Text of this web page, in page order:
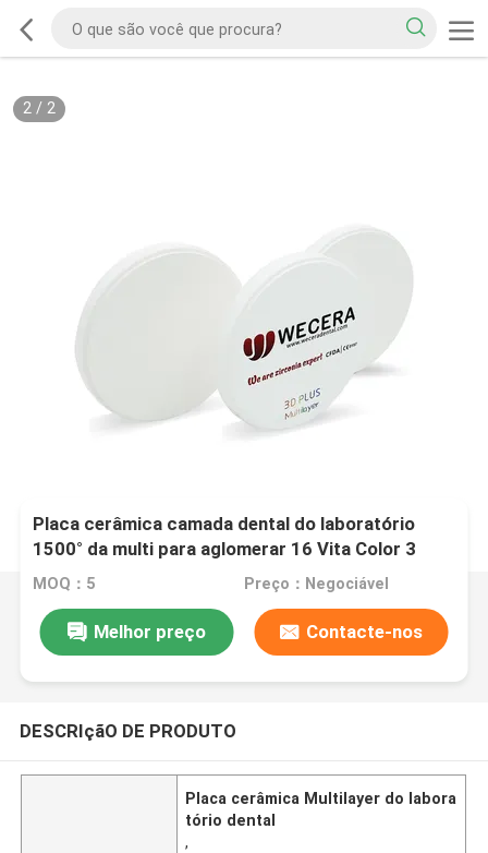
2/ 2
Placa cerâmica camada dental do laboratório
1500° da multi para aglomerar 16 Vita Color 3
cores do descorante
MOQ：5 Preço：Negociável
Melhor preço Contacte-nos
DESCRIçãO DE PRODUTO
Placa cerâmica Multilayer do labora
tório dental
,